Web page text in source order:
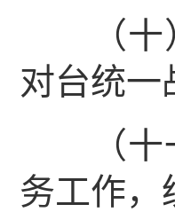
（十）
对台统一
（十一
务工作，